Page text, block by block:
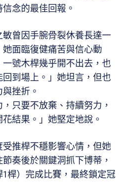
念的最佳回報。
曾因手腕骨裂休養長達一
面臨復健痛苦與信心動
號木桿幾乎開不出去，也
到場上。」她坦言，但也
挫折。
，只要不放棄、持續努力，
結果。」她堅定地說。
推桿不穩影響心情，但她
奏後於關鍵洞抓下博蒂，
桿）完成比賽，最終鎖定冠